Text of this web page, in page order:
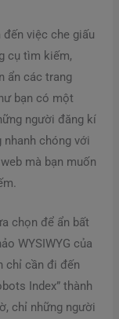
việc che giấu
cụ tìm kiếm,
ẩn các trang
bạn có một
người đăng kí
chóng với
mà bạn muốn
chọn để ẩn bất
WYSIWYG của
chỉ cần đi đến
Index” thành
chỉ những người